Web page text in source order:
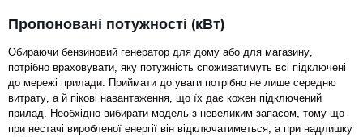
Пропоновані потужності (кВт)
Обираючи бензиновий генератор для дому або для магазину,
потрібно враховувати, яку потужність споживатимуть всі підключені
до мережі прилади. Приймати до уваги потрібно не лише середню
витрату, а й пікові навантаження, що їх дає кожен підключений
прилад. Необхідно вибирати модель з невеликим запасом, тому що
при нестачі виробленої енергії він відключатиметься, а при надлишку